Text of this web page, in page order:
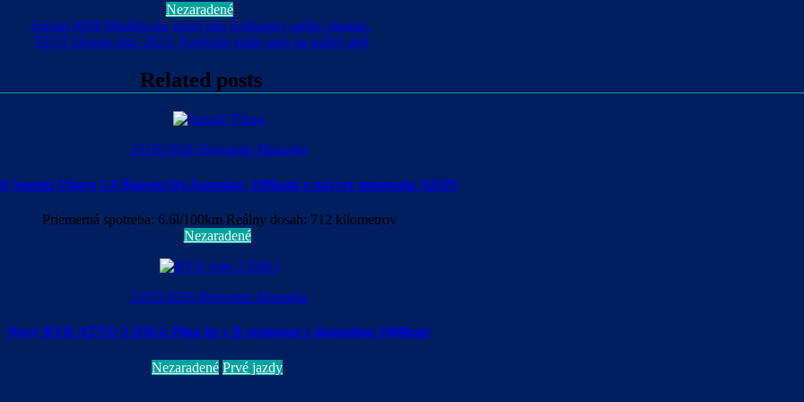
Nezaradené
Ferrari 499P Modificata, ktoré pán Šufliarsky môže vlastniť.
TEST Honda Jazz 2023: Najlepšie malé auto na každý deň
Related posts
15/05/2026 Benjamin Mazanka
Suzuki Vitara 1.4 BoosterJet Automat: 109koní a návrat automatu AISIN
Priemerná spotreba: 6.6l/100km Reálny dosah: 712 kilometrov
Nezaradené
23/03/2026 Benjamin Mazanka
Nový BYD ATTO 2 DM-i: Plug-In v B segmente s dojazdom 1000km!
Nezaradené Prvé jazdy